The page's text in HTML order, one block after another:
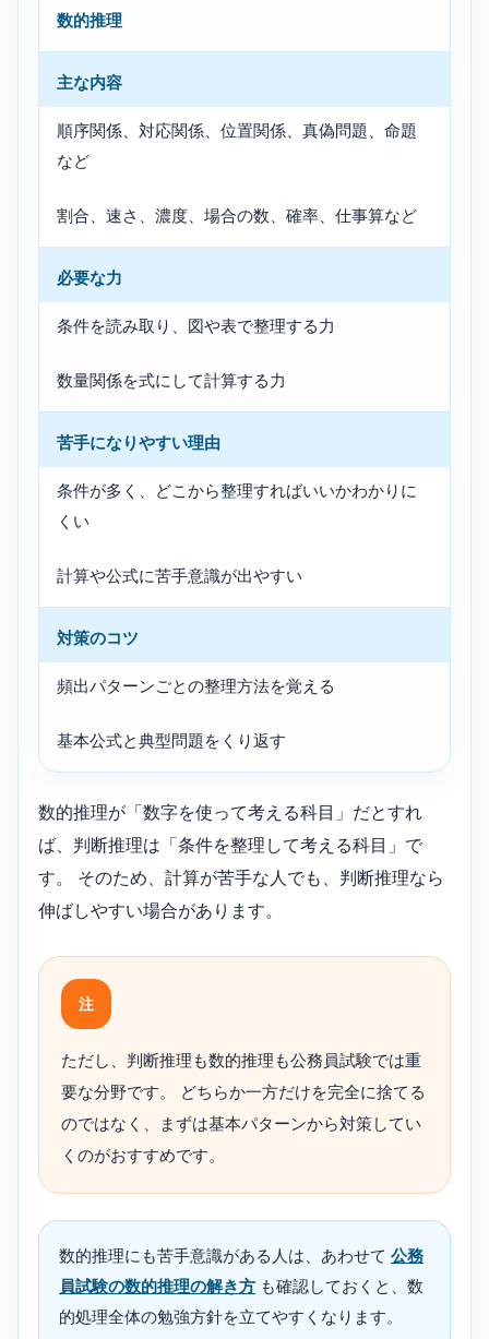
数的推理
主な内容
順序関係、対応関係、位置関係、真偽問題、命題
など
割合、速さ、濃度、場合の数、確率、仕事算など
必要な力
条件を読み取り、図や表で整理する力
数量関係を式にして計算する力
苦手になりやすい理由
条件が多く、どこから整理すればいいかわかりに
くい
計算や公式に苦手意識が出やすい
対策のコツ
頻出パターンごとの整理方法を覚える
基本公式と典型問題をくり返す
数的推理が「数字を使って考える科目」だとすれ
ば、判断推理は「条件を整理して考える科目」で
す。 そのため、計算が苦手な人でも、判断推理なら
伸ばしやすい場合があります。
注
ただし、判断推理も数的推理も公務員試験では重
要な分野です。 どちらか一方だけを完全に捨てる
のではなく、まずは基本パターンから対策してい
くのがおすすめです。
数的推理にも苦手意識がある人は、あわせて 公務
員試験の数的推理の解き方 も確認しておくと、数
的処理全体の勉強方針を立てやすくなります。